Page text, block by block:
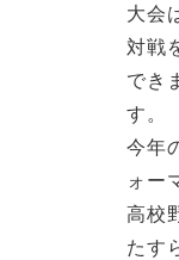
大会
対戦
でき
す。
今年
ォー
高校
たす